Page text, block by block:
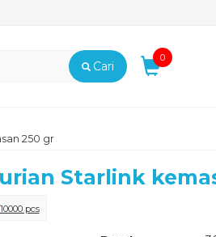
Cari
0
250 gr
Starlink
10000 pcs